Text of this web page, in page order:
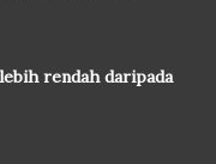
rendah daripada